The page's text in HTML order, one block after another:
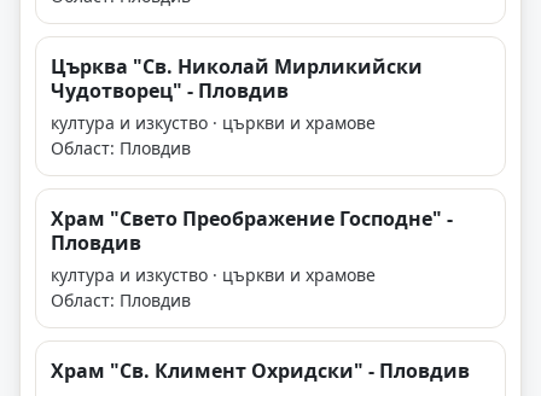
Църква "Св. Николай Мирликийски
Чудотворец" - Пловдив
култура и изкуство · църкви и храмове
Област: Пловдив
Храм "Свето Преображение Господне" -
Пловдив
култура и изкуство · църкви и храмове
Област: Пловдив
Храм "Св. Климент Охридски" - Пловдив